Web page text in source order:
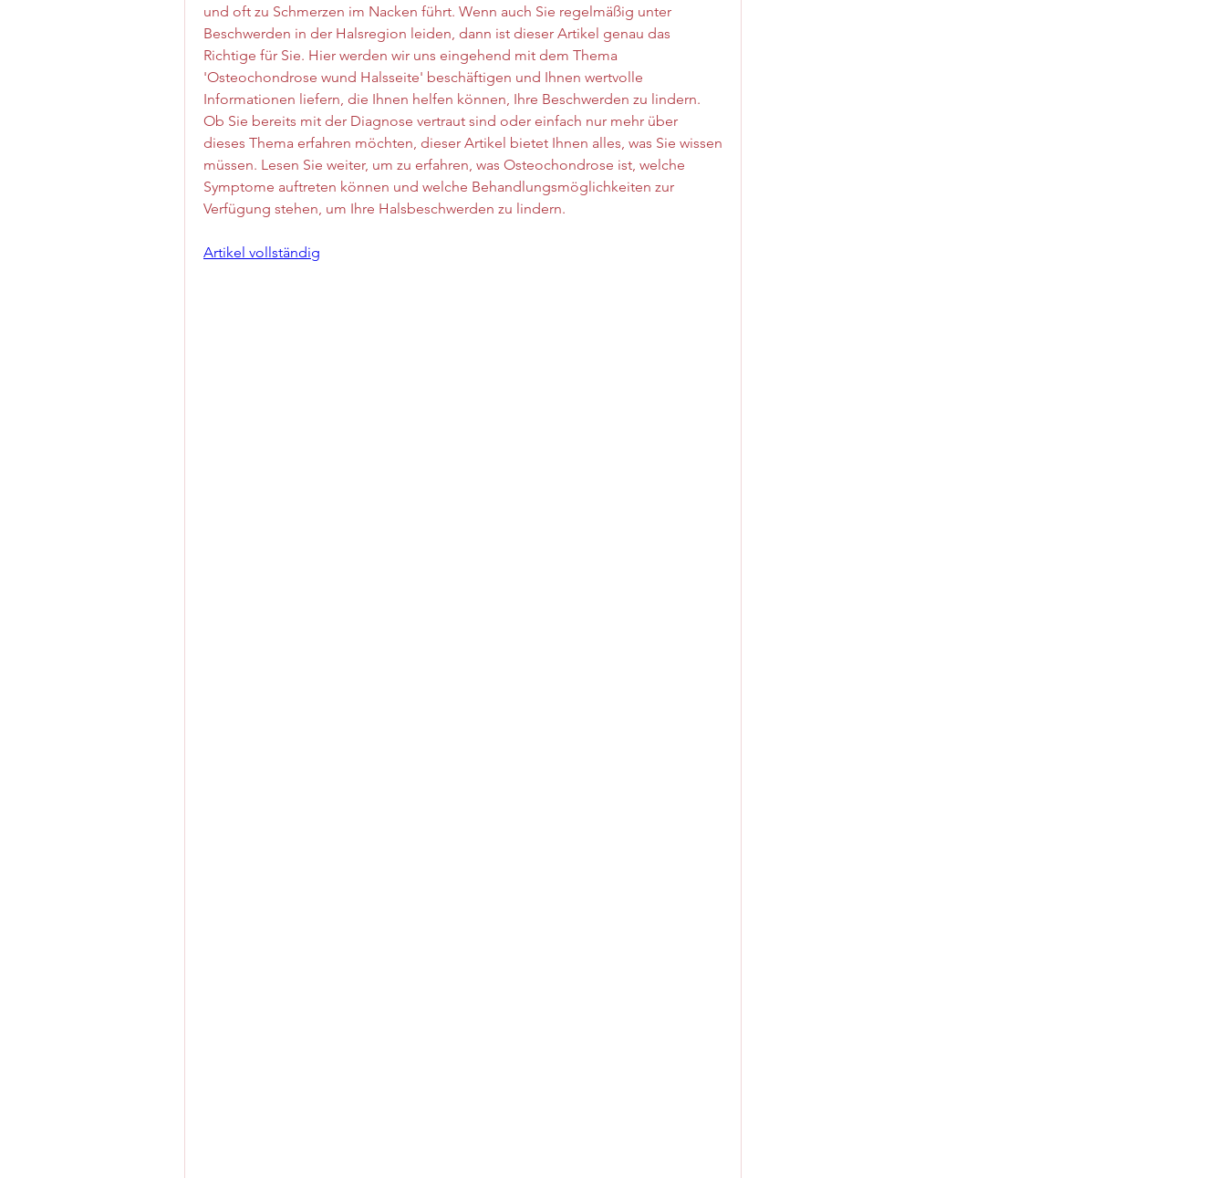
und oft zu Schmerzen im Nacken führt. Wenn auch Sie regelmäßig unter
Beschwerden in der Halsregion leiden, dann ist dieser Artikel genau das
Richtige für Sie. Hier werden wir uns eingehend mit dem Thema
'Osteochondrose wund Halsseite' beschäftigen und Ihnen wertvolle
Informationen liefern, die Ihnen helfen können, Ihre Beschwerden zu lindern.
Ob Sie bereits mit der Diagnose vertraut sind oder einfach nur mehr über
dieses Thema erfahren möchten, dieser Artikel bietet Ihnen alles, was Sie wissen
müssen. Lesen Sie weiter, um zu erfahren, was Osteochondrose ist, welche
Symptome auftreten können und welche Behandlungsmöglichkeiten zur
Verfügung stehen, um Ihre Halsbeschwerden zu lindern.
Artikel vollständig